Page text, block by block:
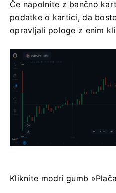
Če napolnite z bančno
podatke o kartici, da
opravljali pologe z enim
Kliknite modri gumb